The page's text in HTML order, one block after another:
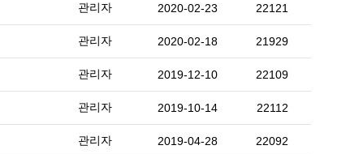
관리자 2020-02-23 22121
관리자 2020-02-18 21929
관리자 2019-12-10 22109
관리자 2019-10-14 22112
관리자 2019-04-28 22092